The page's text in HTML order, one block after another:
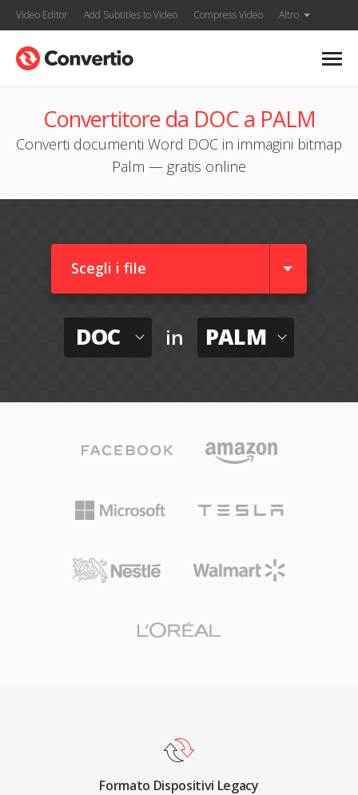
Video Editor Add Subtitles to Video Compress Video Altro
Convertitore da DOC a PALM
Converti documenti Word DOC in immagini bitmap
Palm — gratis online
Scegli i file
DOC in PALM
Formato Dispositivi Legacy